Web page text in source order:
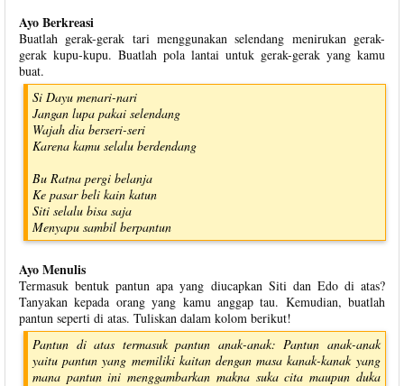
Ayo Berkreasi
Buatlah gerak-gerak tari menggunakan selendang menirukan gerak-
gerak kupu-kupu. Buatlah pola lantai untuk gerak-gerak yang kamu
buat.
Si Dayu menari-nari
Jangan lupa pakai selendang
Wajah dia berseri-seri
Karena kamu selalu berdendang
Bu Ratna pergi belanja
Ke pasar beli kain katun
Siti selalu bisa saja
Menyapu sambil berpantun
Ayo Menulis
Termasuk bentuk pantun apa yang diucapkan Siti dan Edo di atas?
Tanyakan kepada orang yang kamu anggap tau. Kemudian, buatlah
pantun seperti di atas. Tuliskan dalam kolom berikut!
Pantun di atas termasuk pantun anak-anak: Pantun anak-anak
yaitu pantun yang memiliki kaitan dengan masa kanak-kanak yang
mana pantun ini menggambarkan makna suka cita maupun duka